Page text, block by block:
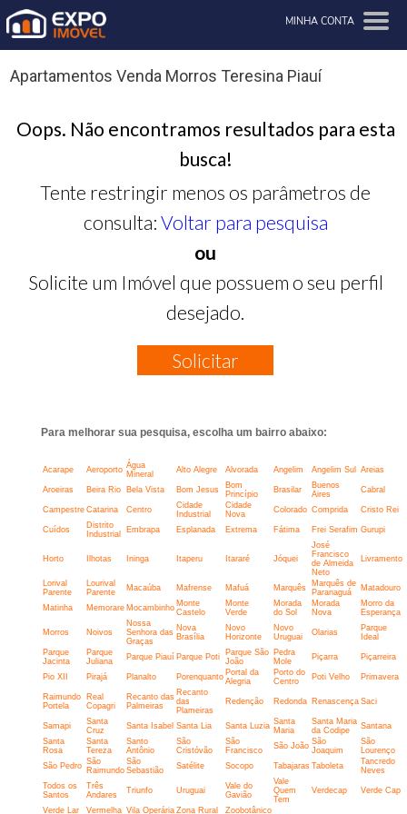
MINHA CONTA
Apartamentos Venda Morros Teresina Piauí
Oops. Não encontramos resultados para esta
busca!
Tente restringir menos os parâmetros de
consulta: Voltar para pesquisa
ou
Solicite um Imóvel que possuem o seu perfil
desejado.
Solicitar
Para melhorar sua pesquisa, escolha um bairro abaixo:
Acarape Aeroporto Água
Mineral
Alto Alegre Alvorada Angelim Angelim Sul Areias
Aroeiras Beira Rio Bela Vista Bom Jesus
Bom
Princípio
Brasilar
Buenos
Aires
Cabral
Campestre Catarina Centro
Cidade
Industrial
Cidade
Nova
Colorado Comprida Cristo Rei
Cuídos
Distrito
Industrial
Embrapa Esplanada Extrema Fátima Frei Serafim Gurupi
Horto Ilhotas Ininga Itaperu Itararé Jóquei
José
Francisco
de Almeida
Neto
Livramento
Lorival
Parente
Lourival
Parente
Macaúba Mafrense Mafuá Marquês
Marquês de
Paranaguá
Matadouro
Matinha Memorare Mocambinho Monte
Castelo
Monte
Verde
Morada
do Sol
Morada
Nova
Morro da
Esperança
Morros Noivos
Nossa
Senhora das
Graças
Nova
Brasília
Novo
Horizonte
Novo
Uruguai
Olarias
Parque
Ideal
Parque
Jacinta
Parque
Juliana
Parque Piauí Parque Poti
Parque São
João
Pedra
Mole
Piçarra Piçarreira
Pio XII Pirajá Planalto Porenquanto Portal da
Alegria
Porto do
Centro
Poti Velho Primavera
Raimundo
Portela
Real
Copagri
Recanto das
Palmeiras
Recanto
das
Plameiras
Redenção Redonda Renascença Saci
Samapi
Santa
Cruz
Santa Isabel Santa Lia Santa Luzia Santa
Maria
Santa Maria
da Codipe
Santana
Santa
Rosa
Santa
Tereza
Santo
Antônio
São
Cristóvão
São
Francisco
São João São
Joaquim
São
Lourenço
São Pedro São
Raimundo
São
Sebastião
Satélite Socopo Tabajaras Taboleta
Tancredo
Neves
Todos os
Santos
Três
Andares
Triunfo Uruguai
Vale do
Gavião
Vale
Quem
Tem
Verdecap Verde Cap
Verde Lar Vermelha Vila Operária Zona Rural Zoobotânico